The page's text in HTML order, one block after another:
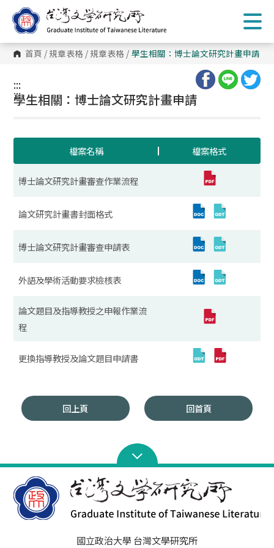
到
主
內
容 首頁 /規章表格 /規章表格 / 學生相關：博士論文研究計畫申請
:::
:::
學生相關：博士論文研究計畫申請
檔案名稱 檔案格式
博士論文研究計畫審查作業流程
論文研究計畫書封面格式
博士論文研究計畫審查申請表
外語及學術活動要求檢核表
論文題目及指導教授之申報作業流
程
更換指導教授及論文題目申請書
回上頁 回首頁
國立政治大學 台灣文學研究所